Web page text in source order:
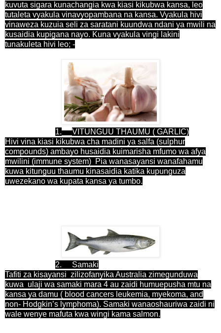
kuvuta sigara kunachangia kwa kiasi kikubwa kansa, leo
tutaleta vyakula vinavyopambana na kansa. Vyakula hivi
vinaweza kuzuia seli za saratani kuundwa ndani ya mwili na
kusaidia kupigana nayo. Kuna vyakula vingi lakini
tunakuleta hivi leo; -
1.
VITUNGUU THAUMU ( GARLIC)
Hivi vina kiasi kikubwa cha madini ya salfa (sulphur
compounds) ambayo husaidia kuimarisha mfumo wa afya
mwilini (immune system) Pia wanasayansi wanafahamu
kuwa kitunguu thaumu kinasaidia katika kupunguza
uwezekano wa kupata kansa ya tumbo.
2.
Samaki
Tafiti za kisayansi zilizofanyika Australia zimegunduwa
kuwa ulaji wa samaki mara 4 au zaidi humuepusha mtu na
kansa ya damu ( blood cancers leukemia, myekoma, and
non- Hodgkin’s lymphoma). Samaki wanaoshauriwa zaidi ni
wale wenye mafuta kwa wingi kama salmon.